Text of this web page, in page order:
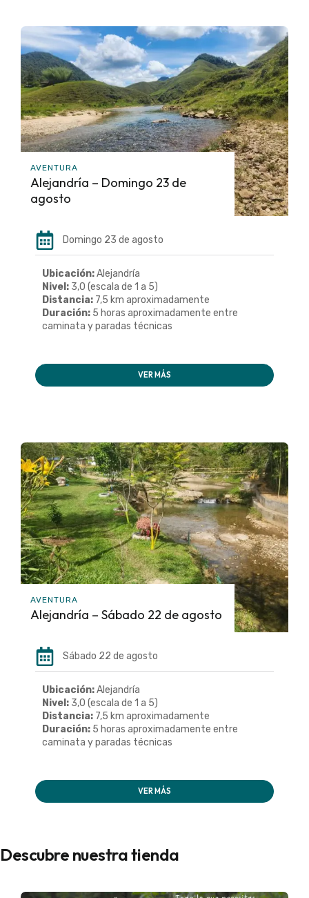
AVENTURA
Alejandría – Domingo 23 de
agosto
Domingo 23 de agosto
Ubicación:Alejandría
Nivel: 3,0 (escala de 1 a 5)
Distancia: 7,5 km aproximadamente
Duración: 5 horas aproximadamente entre
caminata y paradas técnicas
VER MÁS
AVENTURA
Alejandría – Sábado 22 de agosto
Sábado 22 de agosto
Ubicación:Alejandría
Nivel: 3,0 (escala de 1 a 5)
Distancia: 7,5 km aproximadamente
Duración: 5 horas aproximadamente entre
caminata y paradas técnicas
VER MÁS
Descubre nuestra tienda